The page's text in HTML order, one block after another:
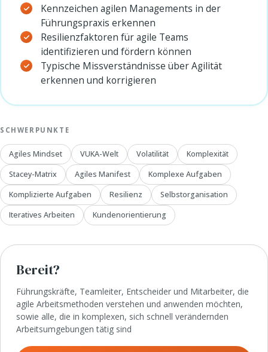
Kennzeichen agilen Managements in der
Führungspraxis erkennen
Resilienzfaktoren für agile Teams
identifizieren und fördern können
Typische Missverständnisse über Agilität
erkennen und korrigieren
SCHWERPUNKTE
Agiles Mindset VUKA-Welt Volatilität
Komplexität
Stacey-Matrix
Agiles Manifest
Komplexe Aufgaben
Komplizierte Aufgaben
Resilienz
Selbstorganisation
Iteratives Arbeiten
Kundenorientierung
Bereit?
Führungskräfte, Teamleiter, Entscheider und Mitarbeiter, die
agile Arbeitsmethoden verstehen und anwenden möchten,
sowie alle, die in komplexen, sich schnell verändernden
Arbeitsumgebungen tätig sind